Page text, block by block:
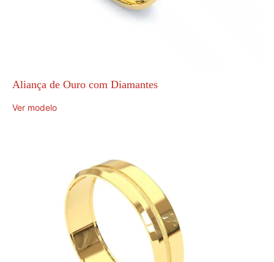
Aliança de Ouro com Diamantes
Ver modelo